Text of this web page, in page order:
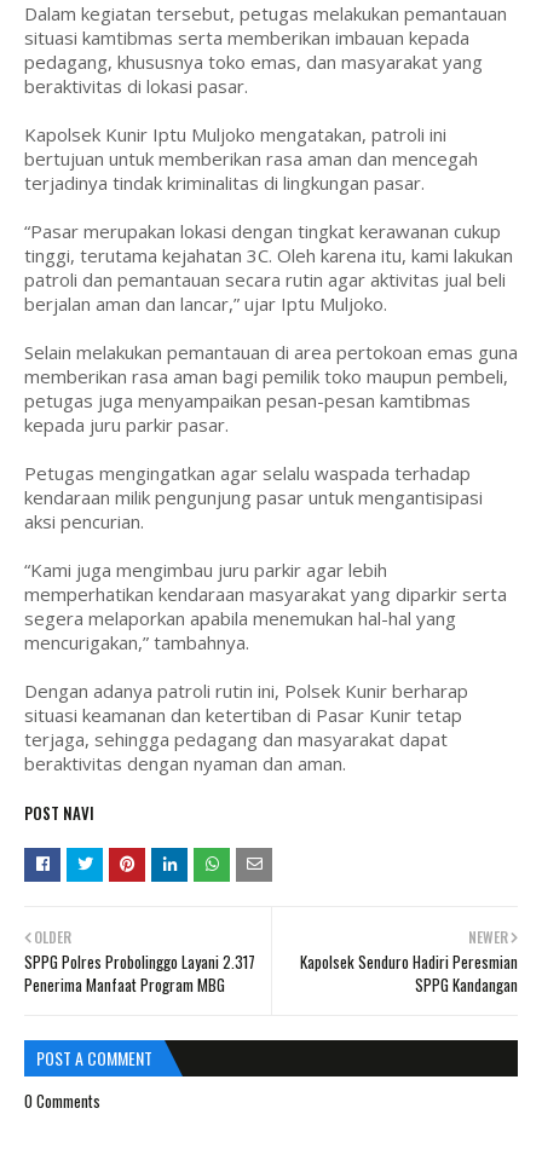
Dalam kegiatan tersebut, petugas melakukan pemantauan
situasi kamtibmas serta memberikan imbauan kepada
pedagang, khususnya toko emas, dan masyarakat yang
beraktivitas di lokasi pasar.
Kapolsek Kunir Iptu Muljoko mengatakan, patroli ini
bertujuan untuk memberikan rasa aman dan mencegah
terjadinya tindak kriminalitas di lingkungan pasar.
“Pasar merupakan lokasi dengan tingkat kerawanan cukup
tinggi, terutama kejahatan 3C. Oleh karena itu, kami lakukan
patroli dan pemantauan secara rutin agar aktivitas jual beli
berjalan aman dan lancar,” ujar Iptu Muljoko.
Selain melakukan pemantauan di area pertokoan emas guna
memberikan rasa aman bagi pemilik toko maupun pembeli,
petugas juga menyampaikan pesan-pesan kamtibmas
kepada juru parkir pasar.
Petugas mengingatkan agar selalu waspada terhadap
kendaraan milik pengunjung pasar untuk mengantisipasi
aksi pencurian.
“Kami juga mengimbau juru parkir agar lebih
memperhatikan kendaraan masyarakat yang diparkir serta
segera melaporkan apabila menemukan hal-hal yang
mencurigakan,” tambahnya.
Dengan adanya patroli rutin ini, Polsek Kunir berharap
situasi keamanan dan ketertiban di Pasar Kunir tetap
terjaga, sehingga pedagang dan masyarakat dapat
beraktivitas dengan nyaman dan aman.
POST NAVI
NEWER
Kapolsek Senduro Hadiri Peresmian
SPPG Kandangan
OLDER
SPPG Polres Probolinggo Layani 2.317
Penerima Manfaat Program MBG
POST A COMMENT
0 Comments